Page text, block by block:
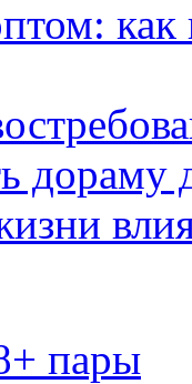
дораму
пары